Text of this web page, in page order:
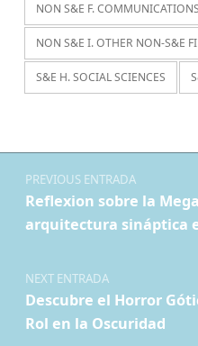
NON S&E F.
NON S&E I. OTHER NON-S&E
S&E H. SOCIAL SCIENCES
Navegación de entradas
PREVIOUS ENTRADA
Reflexion sobre la
arquitectura sináptica
NEXT ENTRADA
Descubre el Horror
Rol en la Oscuridad